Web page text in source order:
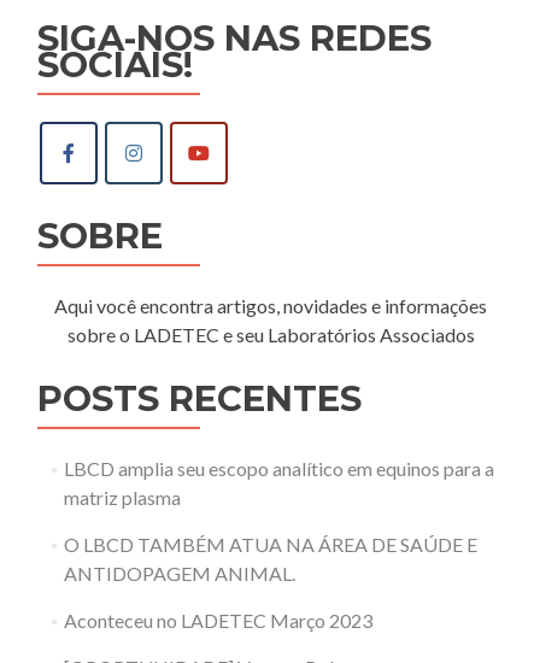
SIGA-NOS NAS REDES
SOCIAIS!
SOBRE
Aqui você encontra artigos, novidades e informações
sobre o LADETEC e seu Laboratórios Associados
POSTS RECENTES
LBCD amplia seu escopo analítico em equinos para a
matriz plasma
O LBCD TAMBÉM ATUA NA ÁREA DE SAÚDE E
ANTIDOPAGEM ANIMAL.
Aconteceu no LADETEC Março 2023